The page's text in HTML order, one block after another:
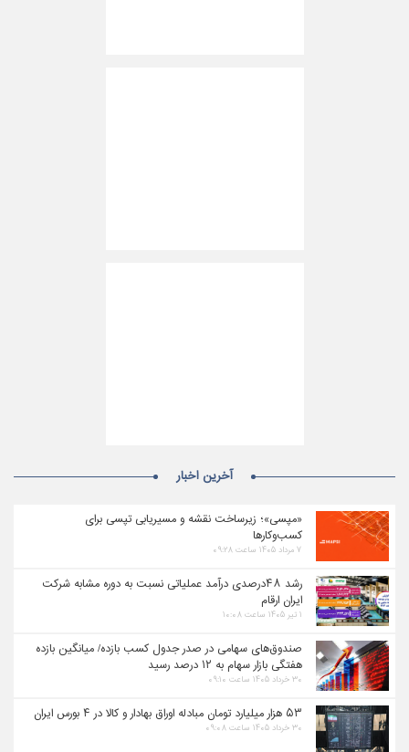
آخرین اخبار
«مپسی»؛ زیرساخت نقشه و مسیریابی تپسی برای
کسب‌وکارها
۷ مرداد ۱۴۰۵ ساعت ۰۹:۲۸
رشد ۴۸درصدی درآمد عملیاتی نسبت به دوره مشابه شرکت
ایران ارقام
۱ تیر ۱۴۰۵ ساعت ۱۰:۰۸
صندوق‌های سهامی در صدر جدول کسب بازده/ میانگین بازده
هفتگی بازار سهام به ۱۲ درصد رسید
۳۰ خرداد ۱۴۰۵ ساعت ۰۹:۱۰
۵۳ هزار میلیارد تومان مبادله اوراق بهادار و کالا در ۴ بورس ایران
۳۰ خرداد ۱۴۰۵ ساعت ۰۹:۰۸